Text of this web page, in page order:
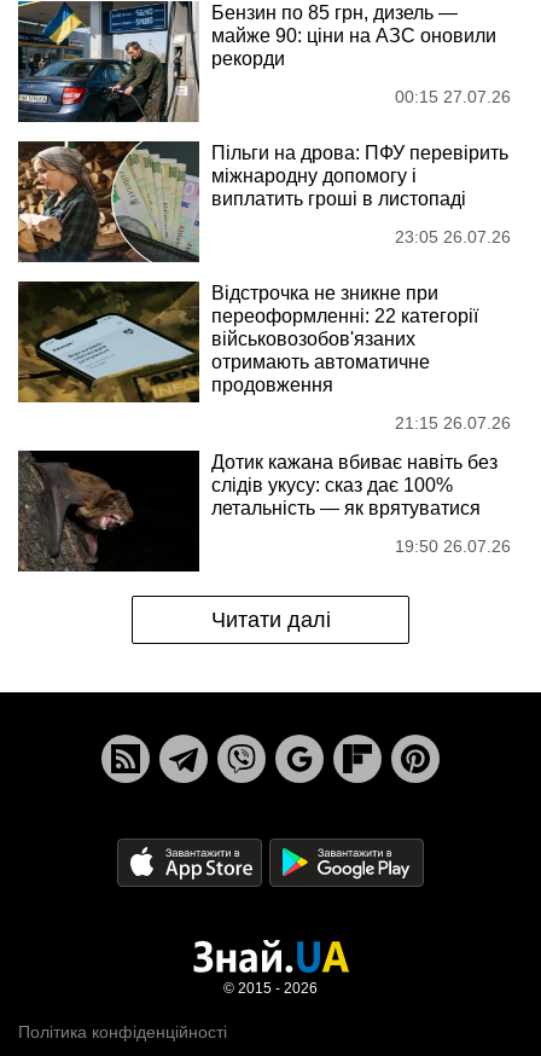
Бензин по 85 грн, дизель —
майже 90: ціни на АЗС оновили
рекорди
00:15 27.07.26
Пільги на дрова: ПФУ перевірить
міжнародну допомогу і
виплатить гроші в листопаді
23:05 26.07.26
Відстрочка не зникне при
переоформленні: 22 категорії
військовозобов'язаних
отримають автоматичне
продовження
21:15 26.07.26
Дотик кажана вбиває навіть без
слідів укусу: сказ дає 100%
летальність — як врятуватися
19:50 26.07.26
Читати далі
Політика конфіденційності
© 2015 - 2026